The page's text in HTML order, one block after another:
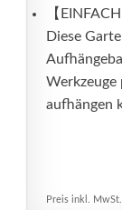
【
Diese
Werkzeuge
aufhängen
Preis inkl.